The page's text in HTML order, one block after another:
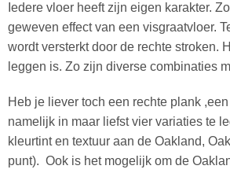
Iedere vloer heeft zijn eigen karakter.
geweven effect van een visgraatvloer.
wordt versterkt door de rechte stroken.
leggen is. Zo zijn diverse combinaties
Heb je liever toch een rechte plank
namelijk in maar liefst vier variaties te
kleurtint en textuur aan de Oakland,
punt). Ook is het mogelijk om de